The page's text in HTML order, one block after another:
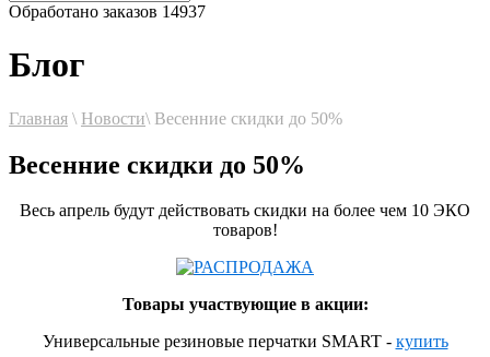
Обработано заказов 14937
Блог
Главная \ Новости\ Весенние скидки до 50%
Весенние скидки до 50%
Весь апрель будут действовать скидки на более чем 10 ЭКО
товаров!
Товары участвующие в акции:
Универсальные резиновые перчатки SMART - купить